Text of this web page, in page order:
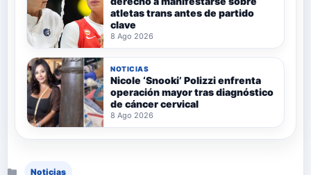
atletas trans antes de partido
clave
8 Ago 2026
NOTICIAS
Nicole ‘Snooki’ Polizzi enfrenta
operación mayor tras diagnóstico
de cáncer cervical
8 Ago 2026
Noticias